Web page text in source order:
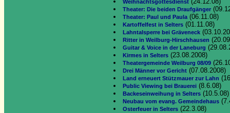
Weihnachtsgottesdienst
Theater: Die beiden Draufgänger
Theater: Paul und Paula(06.11.08)
Kartoffelfest in Selters (01.11.08)
Lahntalsperre bei Gräveneck
Ritter in Weilburg-Hirschhausen
Guitar & Voice in der Laneburg
Kirmes in Selters (23.08.2008)
Theatergemeinde Weilburg 08/09
Drei Männer vor Gericht (07.08.2008)
Land erneuert Stützmauer zur Lahn
Public Viewing bei Brauerei (8.6.08)
Backeseinweihung in Selters (10.5.08)
Neubau vom evang. Gemeindehaus
Osterfeuer in Selters (22.3.08)